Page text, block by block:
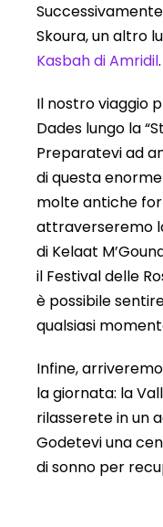
Skoura, un altro
Kasbah di Amridil.
Il nostro viaggio
Dades lungo la
Preparatevi ad
di questa
molte antiche
attraverseremo
di Kelaat
il Festival delle
è possibile
qualsiasi
Infine,
la giornata: la
rilasserete in un
Godetevi una
di sonno per